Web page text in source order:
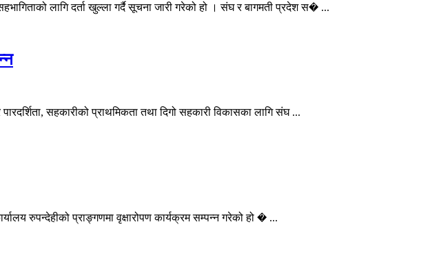
लागि दर्ता खुल्ला गर्दै सूचना जारी गरेको हो । संघ र बागमती प्रदेश स� ...
सहकारीको प्राथमिकता तथा दिगो सहकारी विकासका लागि संघ ...
रुपन्देहीको प्राङ्गणमा वृक्षारोपण कार्यक्रम सम्पन्न गरेको हो � ...